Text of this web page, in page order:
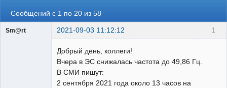
Сообщений с 1 по 20 из 58
1
Sm@rt 2021-09-03 11:12:12
Добрый день, коллеги!
Вчера в ЭС снижалась частота до 49,86 Гц.
В СМИ пишут:
2 сентября 2021 года около 13 часов на